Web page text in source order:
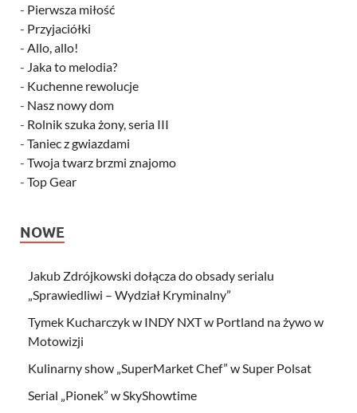
- Pierwsza miłość
- Przyjaciółki
- Allo, allo!
- Jaka to melodia?
- Kuchenne rewolucje
- Nasz nowy dom
- Rolnik szuka żony, seria III
- Taniec z gwiazdami
- Twoja twarz brzmi znajomo
- Top Gear
NOWE
Jakub Zdrójkowski dołącza do obsady serialu
„Sprawiedliwi – Wydział Kryminalny”
Tymek Kucharczyk w INDY NXT w Portland na żywo w
Motowizji
Kulinarny show „SuperMarket Chef” w Super Polsat
Serial „Pionek” w SkyShowtime